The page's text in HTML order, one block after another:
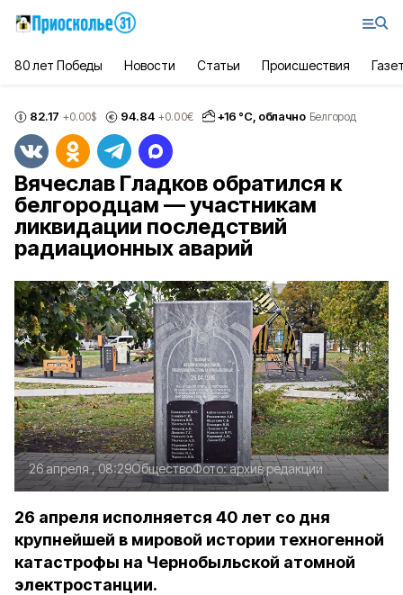
80 лет Победы Новости Статьи Происшествия
82.17 +0.00$ 94.84 +0.00€ +16 °С, облачно Белгород
Вячеслав Гладков обратился к
белгородцам — участникам
ликвидации последствий
радиационных аварий
26 апреля , 08:29ОбществоФото:архив редакции
26 апреля исполняется 40 лет со дня
крупнейшей в мировой истории техногенной
катастрофы на Чернобыльской атомной
электростанции.